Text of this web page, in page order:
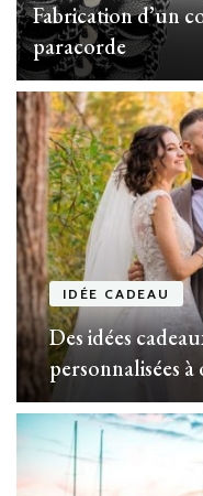
Fabrication d’un
paracorde
IDÉE CADEAU
Des idées
personnalisées